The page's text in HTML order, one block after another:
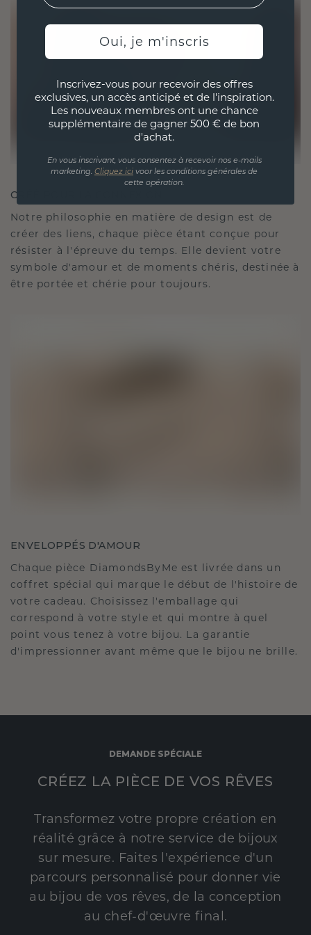
CRÉÉ POUR LA CONNEXION
Notre philosophie en matière de design est de
créer des liens, chaque pièce étant conçue pour
résister à l'épreuve du temps. Elle devient votre
symbole d'amour et de moments chéris, destinée à
être portée et chérie pour toujours.
ENVELOPPÉS D'AMOUR
Chaque pièce DiamondsByMe est livrée dans un
coffret spécial qui marque le début de l'histoire de
votre cadeau. Choisissez l'emballage qui
correspond à votre style et qui montre à quel
point vous tenez à votre bijou. La garantie
d'impressionner avant même que le bijou ne brille.
DEMANDE SPÉCIALE
CRÉEZ LA PIÈCE DE VOS RÊVES
Transformez votre propre création en
réalité grâce à notre service de bijoux
sur mesure. Faites l'expérience d'un
parcours personnalisé pour donner vie
au bijou de vos rêves, de la conception
au chef-d'œuvre final.
Oui, je m'inscris
Inscrivez-vous pour recevoir des offres
exclusives, un accès anticipé et de l'inspiration.
Les nouveaux membres ont une chance
supplémentaire de gagner 500 € de bon
d'achat.
En vous inscrivant, vous consentez à recevoir nos e-mails
marketing. Cliquez ici voor les conditions générales de
cette opération.